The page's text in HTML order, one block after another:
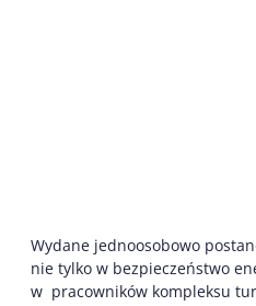
Wydane jednoosobowo
nie tylko w bezpieczeństwo
w pracowników kompleksu